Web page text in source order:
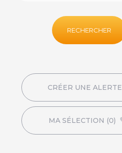
RECHERCHER
CRÉER UNE ALERTE
MA SÉLECTION (0)